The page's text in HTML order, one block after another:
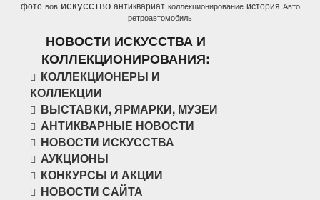
фото вов искусство антиквариат коллекционирование история Авто
ретроавтомобиль
НОВОСТИ ИСКУССТВА И
КОЛЛЕКЦИОНИРОВАНИЯ:
КОЛЛЕКЦИОНЕРЫ И
КОЛЛЕКЦИИ
ВЫСТАВКИ, ЯРМАРКИ, МУЗЕИ
АНТИКВАРНЫЕ НОВОСТИ
НОВОСТИ ИСКУССТВА
АУКЦИОНЫ
КОНКУРСЫ И АКЦИИ
НОВОСТИ САЙТА